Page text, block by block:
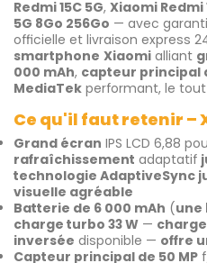
Redmi 15C 5G, Xiaomi Redmi
5G 8Go 256Go — avec
officielle et livraison express
smartphone Xiaomi alliant
000 mAh, capteur principal
MediaTek performant, le
Ce qu'il faut retenir –
Grand écran IPS LCD 6,88
rafraîchissement adaptatif
technologie AdaptiveSync
visuelle agréable
Batterie de 6 000 mAh (une
charge turbo 33 W —
inversée disponible — offre
Capteur principal de 50 MP